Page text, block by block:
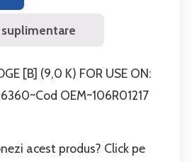
[B] (9,0 K) FOR USE ON:
6360~Cod OEM~106R01217
acest produs? Click pe